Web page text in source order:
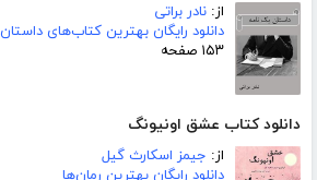
از: نادر براتی
دانلود رایگان بهترین کتاب‌های داستان
۱۵۳ صفحه
دانلود کتاب عشق اونیونگ
از: جیمز اسکارث گیل
دانلود رایگان بهترین رمان‌ها